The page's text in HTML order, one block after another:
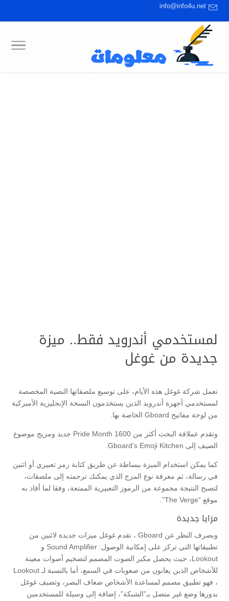
info@info4u.net
لمستخدمي أندرويد فقط.. ميزة
جديدة من غوغل
تعمل شركة غوغل هذه الأيام، على توسيع ملصقاتها النصية المخصصة
لمستخدمي أجهزة أندرويد الذين يستخدمون النسخة الإنجليزية الأميركية
من لوحة مفاتيح Gboard الخاصة بها.
وتقدم عملاقة البحث أكثر من 1600 Pride Month جديد ومزيج موضوع
الصيف إلى Gboard’s Emoji Kitchen.
كما يمكن استخدام الميزة ببساطة عن طريق كتابة رمز تعبيري أو اثنين
في رسالة، ثم معرفة نوع المزج الذي يمكنك ترجمته إلى ملصقات،
لتصبح النتيجة مجموعة من الرموز التعبيرية الممتعة، وفقا لما أفاد به
موقع “The Verge”.
مزايا جديدة
وبصرف النظر عن Gboard ، تقدم غوغل ميزات جديدة لاثنين من
تطبيقاتها التي تركز على إمكانية الوصول: Sound Amplifier و
Lookout، حيث يحصل مكبر الصوت المصمم لتضخيم أصوات معينة
للأشخاص الذين يعانون من صعوبات في السمع، أما بالنسبة لـ Lookout
، فهو تطبيق مصمم لمساعدة الأشخاص ضعاف البصر، وتضيف غوغل
بدورها وضع غير متصل بـ”الشبكة”، إضافة إلى وسيلة للمستخدمين